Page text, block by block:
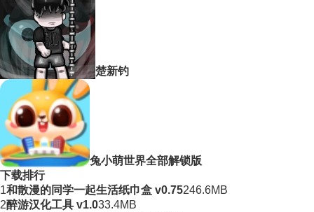
楚新钓
兔小萌世界全部解锁版
下载排行
1和散漫的同学一起生活纸巾盒 v0.75246.6MB
2醉游汉化工具 v1.033.4MB